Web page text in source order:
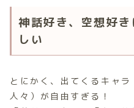
神話好き、空想好
しい
とにかく、出てくるキャ
人々）が自由すぎる！